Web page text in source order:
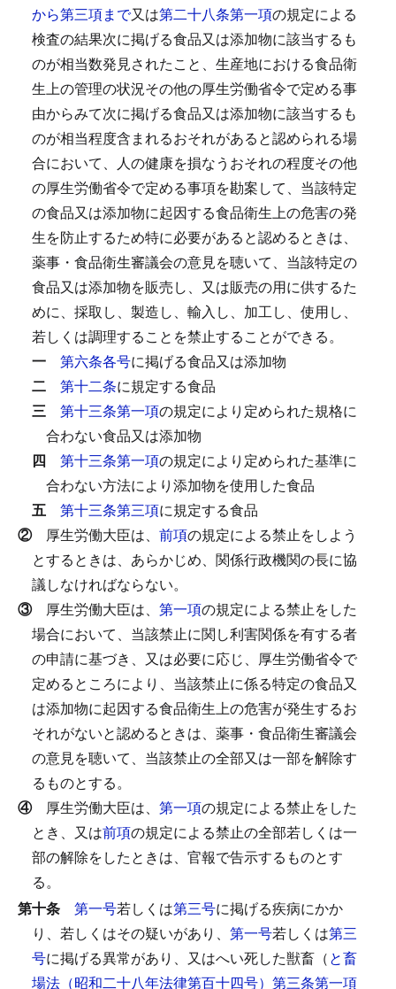
から第三項まで又は第二十八条第一項の規定による
検査の結果次に掲げる食品又は添加物に該当するも
のが相当数発見されたこと、生産地における食品衛
生上の管理の状況その他の厚生労働省令で定める事
由からみて次に掲げる食品又は添加物に該当するも
のが相当程度含まれるおそれがあると認められる場
合において、人の健康を損なうおそれの程度その他
の厚生労働省令で定める事項を勘案して、当該特定
の食品又は添加物に起因する食品衛生上の危害の発
生を防止するため特に必要があると認めるときは、
薬事・食品衛生審議会の意見を聴いて、当該特定の
食品又は添加物を販売し、又は販売の用に供するた
めに、採取し、製造し、輸入し、加工し、使用し、
若しくは調理することを禁止することができる。
一 第六条各号に掲げる食品又は添加物
二 第十二条に規定する食品
三 第十三条第一項の規定により定められた規格に
合わない食品又は添加物
四 第十三条第一項の規定により定められた基準に
合わない方法により添加物を使用した食品
五 第十三条第三項に規定する食品
② 厚生労働大臣は、 前項の規定による禁止をしよう
とするときは、あらかじめ、関係行政機関の長に協
議しなければならない。
③ 厚生労働大臣は、 第一項の規定による禁止をした
場合において、当該禁止に関し利害関係を有する者
の申請に基づき、又は必要に応じ、厚生労働省令で
定めるところにより、当該禁止に係る特定の食品又
は添加物に起因する食品衛生上の危害が発生するお
それがないと認めるときは、薬事・食品衛生審議会
の意見を聴いて、当該禁止の全部又は一部を解除す
るものとする。
④ 厚生労働大臣は、 第一項の規定による禁止をした
とき、又は前項の規定による禁止の全部若しくは一
部の解除をしたときは、官報で告示するものとす
る。
第十条 第一号若しくは第三号に掲げる疾病にかか
り、若しくはその疑いがあり、 第一号若しくは第三
号に掲げる異常があり、又はへい死した獣畜（と畜
場法（昭和二十八年法律第百十四号）第三条第一項